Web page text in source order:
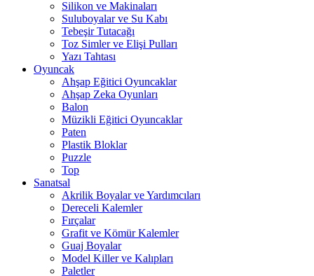
Silikon ve Makinaları
Suluboyalar ve Su Kabı
Tebeşir Tutacağı
Toz Simler ve Elişi Pulları
Yazı Tahtası
Oyuncak
Ahşap Eğitici Oyuncaklar
Ahşap Zeka Oyunları
Balon
Müzikli Eğitici Oyuncaklar
Paten
Plastik Bloklar
Puzzle
Top
Sanatsal
Akrilik Boyalar ve Yardımcıları
Dereceli Kalemler
Fırçalar
Grafit ve Kömür Kalemler
Guaj Boyalar
Model Killer ve Kalıpları
Paletler